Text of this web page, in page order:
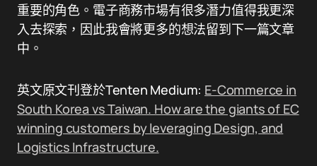
重要的角色。電子商務市場有很多潛力值得我更深
入去探索，因此我會將更多的想法留到下一篇文章
中。
英文原文刊登於Tenten Medium: E-Commerce in
South Korea vs Taiwan. How are the giants of EC
winning customers by leveraging Design, and
Logistics Infrastructure.